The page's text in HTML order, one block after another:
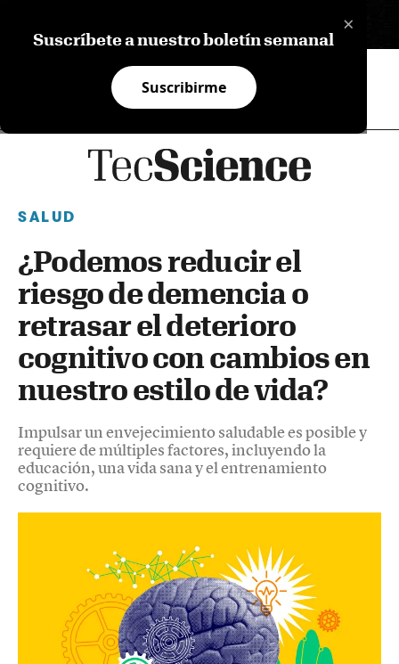
×
Suscríbete a nuestro boletín semanal
Suscribirme
SALUD
¿Podemos reducir el
riesgo de demencia o
retrasar el deterioro
cognitivo con cambios en
nuestro estilo de vida?
Impulsar un envejecimiento saludable es posible y
requiere de múltiples factores, incluyendo la
educación, una vida sana y el entrenamiento
cognitivo.